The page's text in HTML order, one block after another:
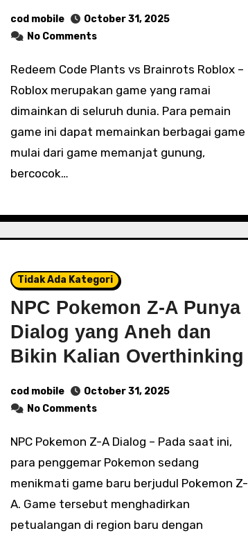
cod mobile
October 31, 2025
No Comments
Redeem Code Plants vs Brainrots Roblox –
Roblox merupakan game yang ramai
dimainkan di seluruh dunia. Para pemain
game ini dapat memainkan berbagai game
mulai dari game memanjat gunung,
bercocok…
Tidak Ada Kategori
NPC Pokemon Z-A Punya
Dialog yang Aneh dan
Bikin Kalian Overthinking
cod mobile
October 31, 2025
No Comments
NPC Pokemon Z-A Dialog – Pada saat ini,
para penggemar Pokemon sedang
menikmati game baru berjudul Pokemon Z-
A. Game tersebut menghadirkan
petualangan di region baru dengan